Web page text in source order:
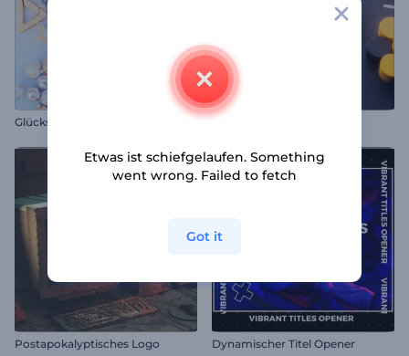
G
lückseliger Opener für Weihnachten
Postapokalyptisches Logo Dynamischer Titel Opener
Etwas ist schiefgelaufen. Something
went wrong. Failed to fetch
Got it